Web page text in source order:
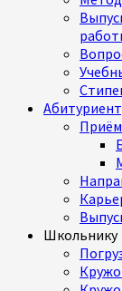
Школьнику